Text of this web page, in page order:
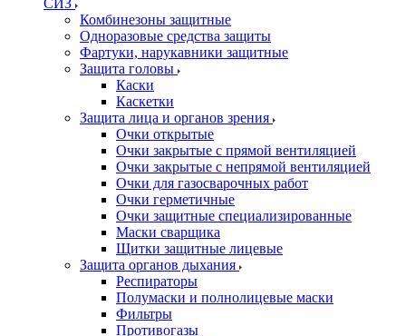
СИЗ
Комбинезоны защитные
Одноразовые средства защиты
Фартуки, нарукавники защитные
Защита головы
Каски
Каскетки
Защита лица и органов зрения
Очки открытые
Очки закрытые с прямой вентиляцией
Очки закрытые с непрямой вентиляцией
Очки для газосварочных работ
Очки герметичные
Очки защитные специализированные
Маски сварщика
Щитки защитные лицевые
Защита органов дыхания
Респираторы
Полумаски и полнолицевые маски
Фильтры
Противогазы